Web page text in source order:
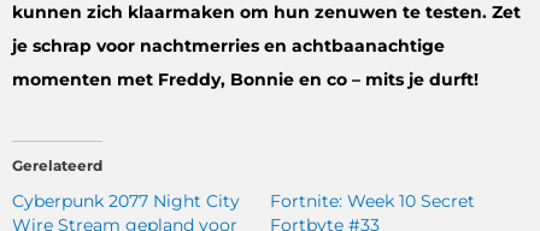
kunnen zich klaarmaken om hun zenuwen te testen. Zet
je schrap voor nachtmerries en achtbaanachtige
momenten met Freddy, Bonnie en co – mits je durft!
Gerelateerd
Cyberpunk 2077 Night City
Wire Stream gepland voor
Fortnite: Week 10 Secret
Fortbyte #33